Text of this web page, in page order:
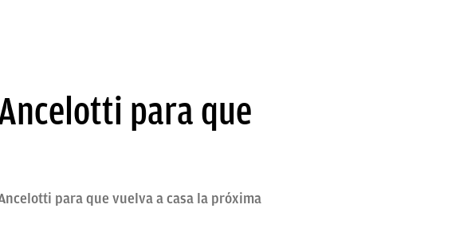
para que
para que vuelva a casa la próxima